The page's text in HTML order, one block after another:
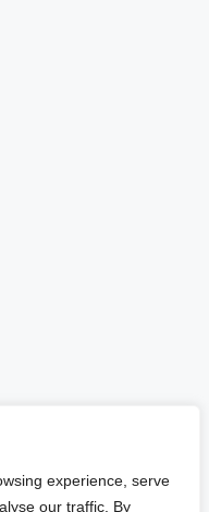
experience, serve
our traffic. By